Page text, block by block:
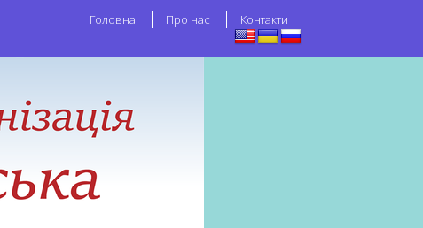
Головна Про нас Контакти